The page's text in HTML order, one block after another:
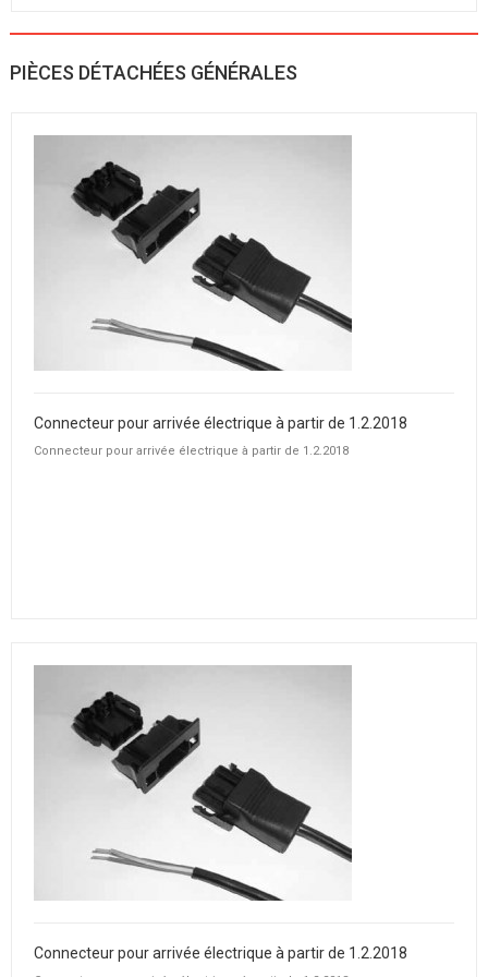
PIÈCES DÉTACHÉES GÉNÉRALES
Connecteur pour arrivée électrique à partir de 1.2.2018
Connecteur pour arrivée électrique à partir de 1.2.2018
Connecteur pour arrivée électrique à partir de 1.2.2018